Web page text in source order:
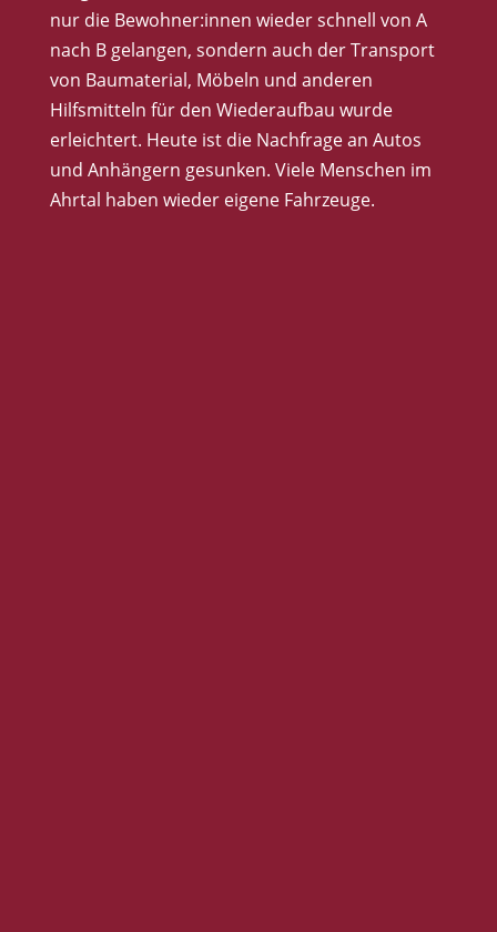
nur die Bewohner:innen wieder schnell von A
nach B gelangen, sondern auch der Transport
von Baumaterial, Möbeln und anderen
Hilfsmitteln für den Wiederaufbau wurde
erleichtert. Heute ist die Nachfrage an Autos
und Anhängern gesunken. Viele Menschen im
Ahrtal haben wieder eigene Fahrzeuge.